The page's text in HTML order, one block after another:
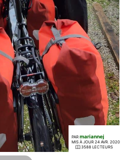
PAR mariannej
MIS À JOUR 24 AVR. 2020
3588 LECTEURS